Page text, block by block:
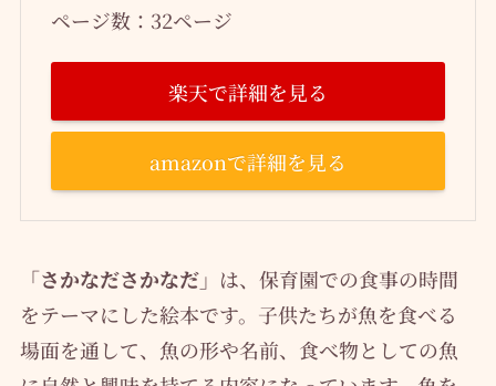
ページ数：32ページ
楽天で詳細を見る
amazonで詳細を見る
「さかなださかなだ」 は、保育園での食事の時間
をテーマにした絵本です。子供たちが魚を食べる
場面を通して、魚の形や名前、食べ物としての魚